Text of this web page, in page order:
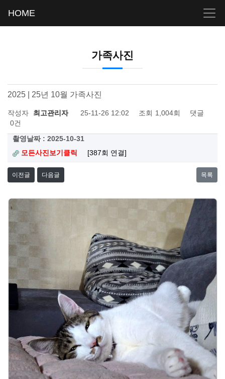
HOME
가족사진
2025 | 25년 10월 가족사진
작성자 최고관리자 25-11-26 12:02 조회 1,004회
댓글
0건
촬영날짜 : 2025-10-31
모든사진보기클릭
[387회 연결]
이전글 다음글 목록